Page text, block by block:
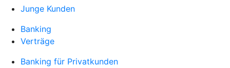
Junge Kunden
Banking
Verträge
Banking für Privatkunden